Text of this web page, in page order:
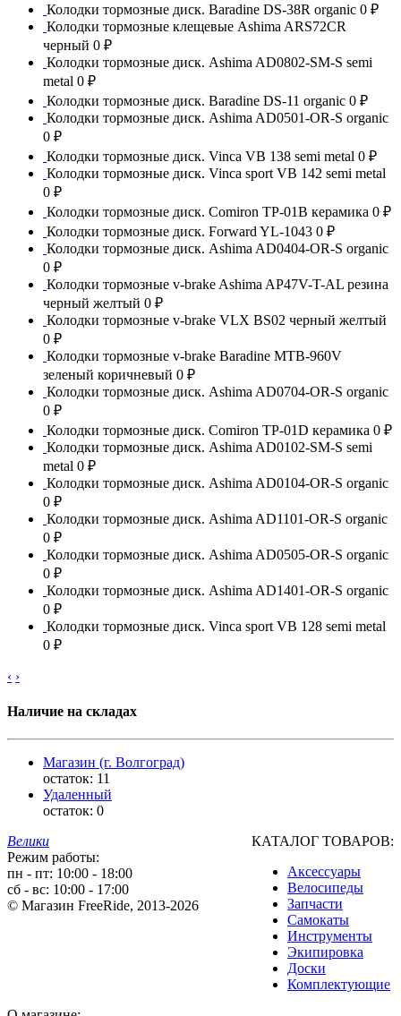
Колодки тормозные диск. Baradine DS-38R organic 0 ₽
Колодки тормозные клещевые Ashima ARS72CR
черный 0 ₽
Колодки тормозные диск. Ashima AD0802-SM-S semi
metal 0 ₽
Колодки тормозные диск. Baradine DS-11 organic 0 ₽
Колодки тормозные диск. Ashima AD0501-OR-S organic
0 ₽
Колодки тормозные диск. Vinca VB 138 semi metal 0 ₽
Колодки тормозные диск. Vinca sport VB 142 semi metal
0 ₽
Колодки тормозные диск. Comiron TP-01B керамика 0 ₽
Колодки тормозные диск. Forward YL-1043 0 ₽
Колодки тормозные диск. Ashima AD0404-OR-S organic
0 ₽
Колодки тормозные v-brake Ashima AP47V-T-AL резина
черный желтый 0 ₽
Колодки тормозные v-brake VLX BS02 черный желтый
0 ₽
Колодки тормозные v-brake Baradine MTB-960V
зеленый коричневый 0 ₽
Колодки тормозные диск. Ashima AD0704-OR-S organic
0 ₽
Колодки тормозные диск. Comiron TP-01D керамика 0 ₽
Колодки тормозные диск. Ashima AD0102-SM-S semi
metal 0 ₽
Колодки тормозные диск. Ashima AD0104-OR-S organic
0 ₽
Колодки тормозные диск. Ashima AD1101-OR-S organic
0 ₽
Колодки тормозные диск. Ashima AD0505-OR-S organic
0 ₽
Колодки тормозные диск. Ashima AD1401-OR-S organic
0 ₽
Колодки тормозные диск. Vinca sport VB 128 semi metal
0 ₽
‹ ›
Наличие на складах
Магазин (г. Волгоград)
остаток: 11
Удаленный
остаток: 0
Велики
Режим работы:
пн - пт: 10:00 - 18:00
сб - вс: 10:00 - 17:00
© Магазин FreeRide, 2013-2026
КАТАЛОГ ТОВАРОВ:
Аксессуары
Велосипеды
Запчасти
Самокаты
Инструменты
Экипировка
Доски
Комплектующие